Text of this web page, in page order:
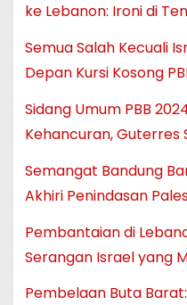
ke Lebanon: Ironi di
Semua Salah Kecuali
Depan Kursi Kosong
Sidang Umum PBB
Kehancuran, Guterres
Semangat Bandung
Akhiri Penindasan
Pembantaian di
Serangan Israel yang
Pembelaan Buta